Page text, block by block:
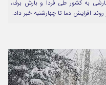
به کشور طی فردا و بارش برف،
افزایش دما تا چهارشنبه خبر داد.